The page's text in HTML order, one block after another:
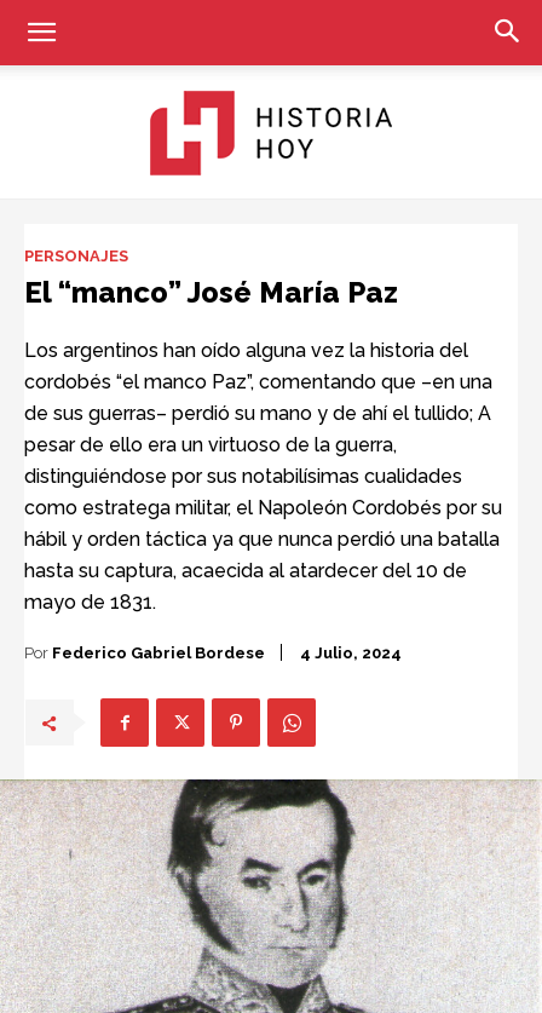
PERSONAJES
El “manco” José María Paz
Los argentinos han oído alguna vez la historia del
cordobés “el manco Paz”, comentando que –en una
de sus guerras– perdió su mano y de ahí el tullido; A
pesar de ello era un virtuoso de la guerra,
distinguiéndose por sus notabilísimas cualidades
como estratega militar, el Napoleón Cordobés por su
hábil y orden táctica ya que nunca perdió una batalla
hasta su captura, acaecida al atardecer del 10 de
mayo de 1831.
Por Federico Gabriel Bordese 4 Julio, 2024